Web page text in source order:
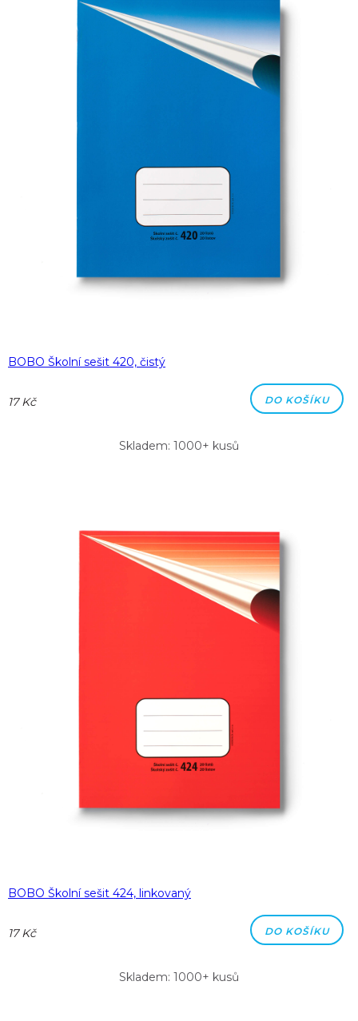
BOBO Školní sešit 420, čistý
17 Kč DO KOŠÍKU
Skladem: 1000+ kusů
BOBO Školní sešit 424, linkovaný
17 Kč DO KOŠÍKU
Skladem: 1000+ kusů